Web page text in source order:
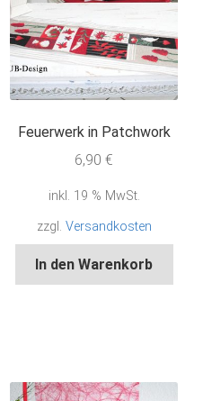
Feuerwerk in Patchwork
6,90€
inkl. 19 % MwSt.
zzgl. Versandkosten
In den Warenkorb